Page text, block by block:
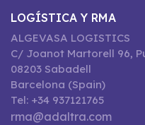
LOGÍSTICA Y RMA
ALGEVASA LOGISTICS
C/ Joanot Martorell 96,
08203 Sabadell
Barcelona (Spain)
Tel: +34 937121765
rma@adaltra.com